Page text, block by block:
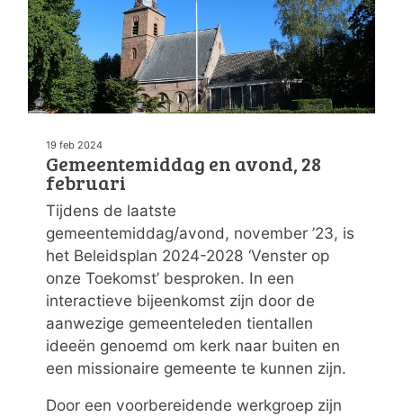
19 feb 2024
Gemeentemiddag en avond, 28
februari
Tijdens de laatste
gemeentemiddag/avond, november ’23, is
het Beleidsplan 2024-2028 ‘Venster op
onze Toekomst’ besproken. In een
interactieve bijeenkomst zijn door de
aanwezige gemeenteleden tientallen
ideeën genoemd om kerk naar buiten en
een missionaire gemeente te kunnen zijn.
Door een voorbereidende werkgroep zijn